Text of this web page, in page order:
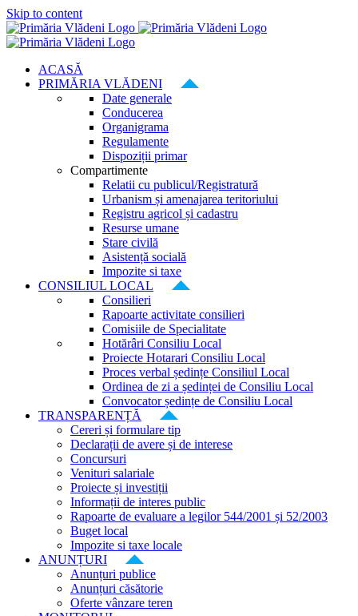
Skip to content
ACASĂ
PRIMĂRIA VLĂDENI
Date generale
Conducerea
Organigrama
Regulamente
Dispoziții primar
Compartimente
Relatii cu publicul/Registratură
Urbanism și amenajarea teritoriului
Registru agricol și cadastru
Resurse umane
Stare civilă
Asistență socială
Impozite si taxe
CONSILIUL LOCAL
Consilieri
Rapoarte activitate consilieri
Comisiile de Specialitate
Hotărâri Consiliu Local
Proiecte Hotarari Consiliu Local
Proces verbal ședințe Consiliul Local
Ordinea de zi a ședinței de Consiliu Local
Convocator ședințe de Consiliu Local
TRANSPARENȚĂ
Cereri și formulare tip
Declarații de avere și de interese
Concursuri
Venituri salariale
Proiecte și investiții
Informații de interes public
Rapoarte de evaluare a legilor 544/2001 și 52/2003
Buget local
Impozite si taxe locale
ANUNȚURI
Anunțuri publice
Anunțuri căsătorie
Oferte vânzare teren